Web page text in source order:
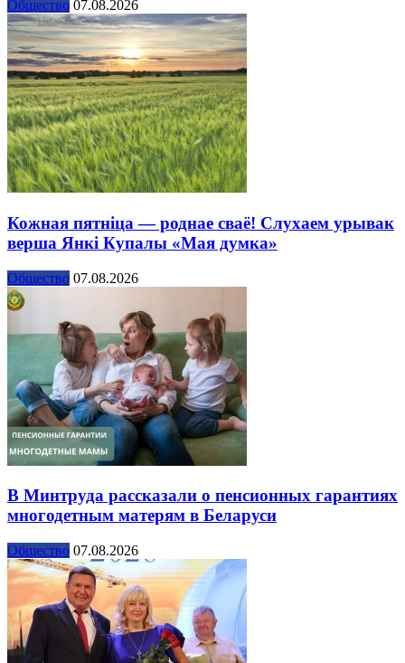
Общество 07.08.2026
Кожная пятніца — роднае сваё! Слухаем урывак
верша Янкі Купалы «Мая думка»
Общество 07.08.2026
В Минтруда рассказали о пенсионных гарантиях
многодетным матерям в Беларуси
Общество 07.08.2026